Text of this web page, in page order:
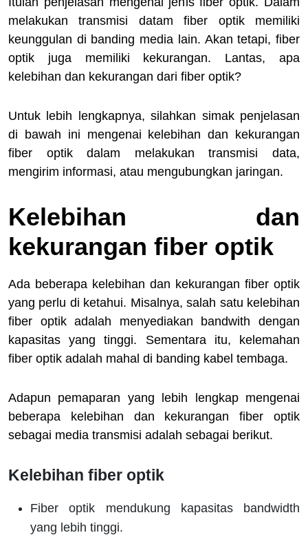
melakukan transmisi datam fiber optik memiliki
keunggulan di banding media lain. Akan tetapi, fiber
optik juga memiliki kekurangan. Lantas, apa
kelebihan dan kekurangan dari fiber optik?
Untuk lebih lengkapnya, silahkan simak penjelasan
di bawah ini mengenai kelebihan dan kekurangan
fiber optik dalam melakukan transmisi data,
mengirim informasi, atau mengubungkan jaringan.
Kelebihan dan
kekurangan fiber optik
Ada beberapa kelebihan dan kekurangan fiber optik
yang perlu di ketahui. Misalnya, salah satu kelebihan
fiber optik adalah menyediakan bandwith dengan
kapasitas yang tinggi. Sementara itu, kelemahan
fiber optik adalah mahal di banding kabel tembaga.
Adapun pemaparan yang lebih lengkap mengenai
beberapa kelebihan dan kekurangan fiber optik
sebagai media transmisi adalah sebagai berikut.
Kelebihan fiber optik
Fiber optik mendukung kapasitas bandwidth
yang lebih tinggi.